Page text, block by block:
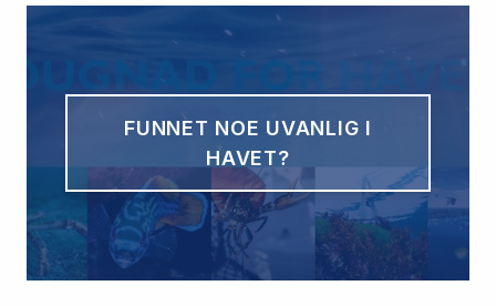
FUNNET NOE UVANLIG I
HAVET?